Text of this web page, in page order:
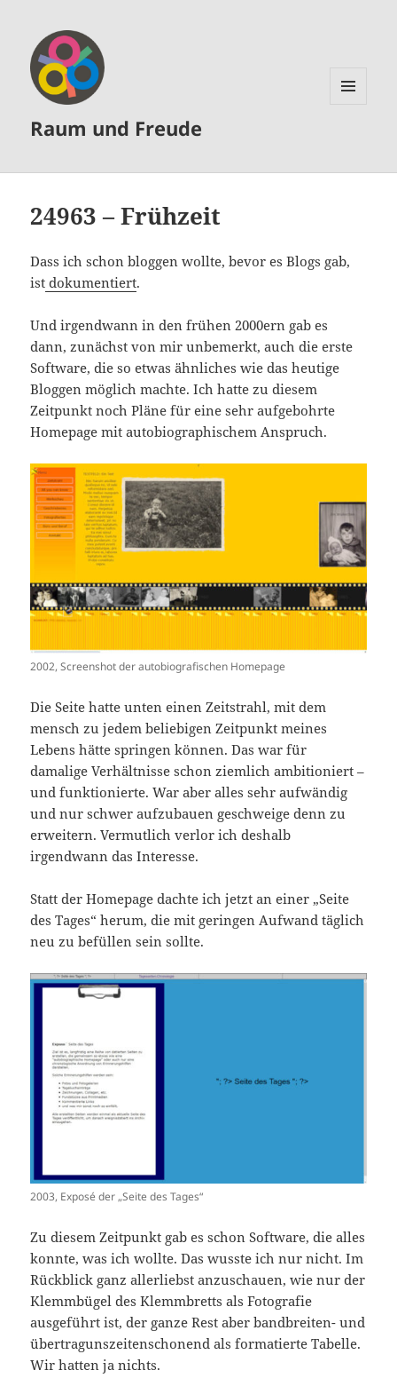
Raum und Freude
24963 – Frühzeit
Dass ich schon bloggen wollte, bevor es Blogs gab,
ist dokumentiert.
Und irgendwann in den frühen 2000ern gab es
dann, zunächst von mir unbemerkt, auch die erste
Software, die so etwas ähnliches wie das heutige
Bloggen möglich machte. Ich hatte zu diesem
Zeitpunkt noch Pläne für eine sehr aufgebohrte
Homepage mit autobiographischem Anspruch.
2002, Screenshot der autobiografischen Homepage
Die Seite hatte unten einen Zeitstrahl, mit dem
mensch zu jedem beliebigen Zeitpunkt meines
Lebens hätte springen können. Das war für
damalige Verhältnisse schon ziemlich ambitioniert –
und funktionierte. War aber alles sehr aufwändig
und nur schwer aufzubauen geschweige denn zu
erweitern. Vermutlich verlor ich deshalb
irgendwann das Interesse.
Statt der Homepage dachte ich jetzt an einer „Seite
des Tages“ herum, die mit geringen Aufwand täglich
neu zu befüllen sein sollte.
2003, Exposé der „Seite des Tages“
Zu diesem Zeitpunkt gab es schon Software, die alles
konnte, was ich wollte. Das wusste ich nur nicht. Im
Rückblick ganz allerliebst anzuschauen, wie nur der
Klemmbügel des Klemmbretts als Fotografie
ausgeführt ist, der ganze Rest aber bandbreiten- und
übertragunszeitenschonend als formatierte Tabelle.
Wir hatten ja nichts.